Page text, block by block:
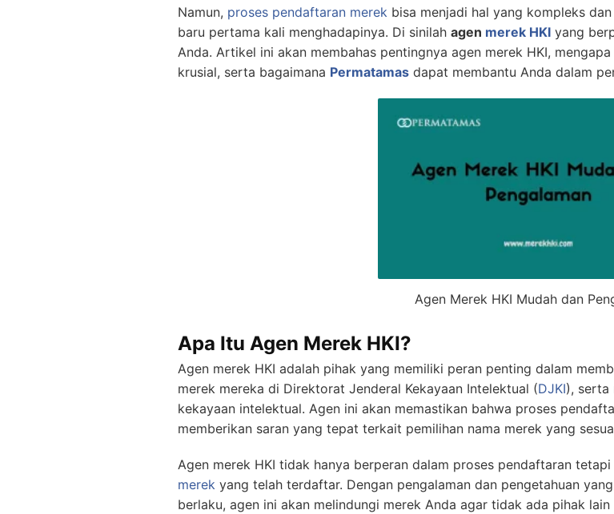
Namun, proses pendaftaran merek bisa menjadi hal yang kompleks
baru pertama kali menghadapinya. Di sinilah agen merek HKI yang
Anda. Artikel ini akan membahas pentingnya agen merek HKI,
krusial, serta bagaimana Permatamas dapat membantu Anda dalam
Agen Merek HKI Mudah dan
Apa Itu Agen Merek HKI?
Agen merek HKI adalah pihak yang memiliki peran penting dalam
merek mereka di Direktorat Jenderal Kekayaan Intelektual (DJKI), serta
kekayaan intelektual. Agen ini akan memastikan bahwa proses
memberikan saran yang tepat terkait pemilihan nama merek yang
Agen merek HKI tidak hanya berperan dalam proses pendaftaran
merek yang telah terdaftar. Dengan pengalaman dan pengetahuan
berlaku, agen ini akan melindungi merek Anda agar tidak ada pihak